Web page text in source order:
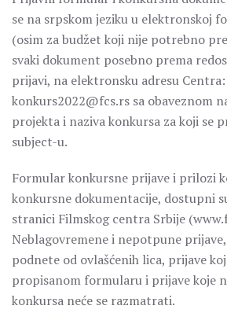
se na srpskom jeziku u elektronskoj
(osim za budžet koji nije potrebno
svaki dokument posebno prema
prijavi, na elektronsku adresu Centra:
konkurs2022@fcs.rs sa obaveznom
projekta i naziva konkursa za koji se
subject-u.
Formular konkursne prijave i prilozi
konkursne dokumentacije, dostupni
stranici Filmskog centra Srbije
Neblagovremene i nepotpune
podnete od ovlašćenih lica, prijave
propisanom formularu i prijave koje
konkursa neće se razmatrati.